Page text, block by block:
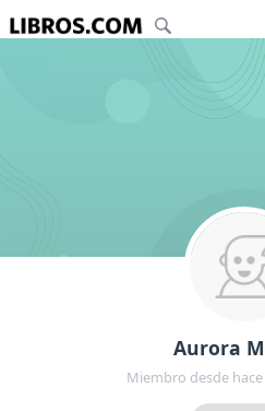
Aurora
Miembro desde